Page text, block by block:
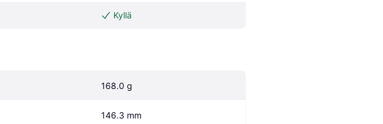
Kyllä
168.0 g
146.3 mm